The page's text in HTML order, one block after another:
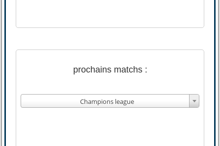
prochains matchs :
Champions league